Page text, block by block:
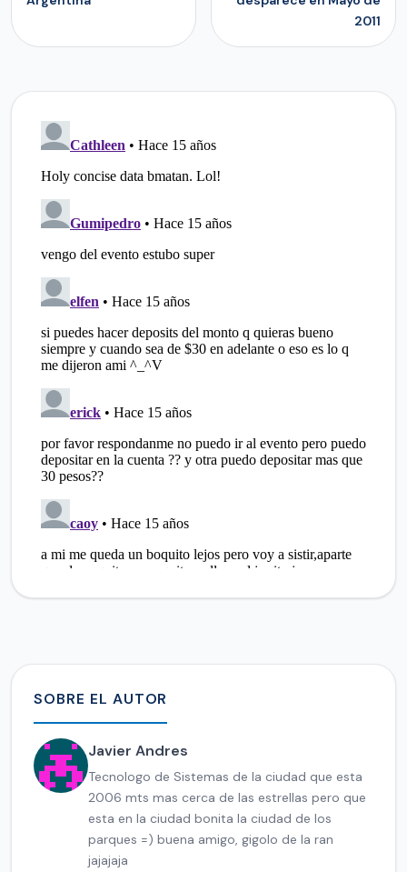
2011
SOBRE EL AUTOR
Javier Andres
Tecnologo de Sistemas de la ciudad que esta
2006 mts mas cerca de las estrellas pero que
esta en la ciudad bonita la ciudad de los
parques =) buena amigo, gigolo de la ran
jajajaja